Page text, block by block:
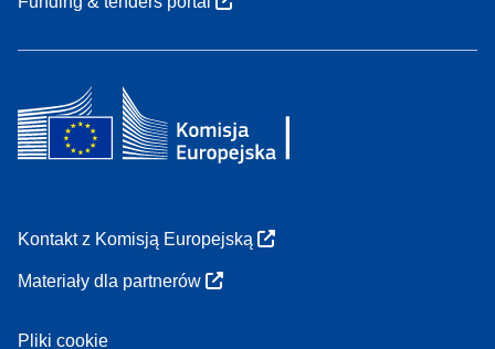
Kontakt z Komisją Europejską
Materiały dla partnerów
Pliki cookie